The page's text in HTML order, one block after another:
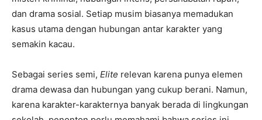
dan drama sosial. Setiap musim biasanya memadukan
kasus utama dengan hubungan antar karakter yang
semakin kacau.
Sebagai series semi, Elite relevan karena punya elemen
drama dewasa dan hubungan yang cukup berani. Namun,
karena karakter-karakternya banyak berada di lingkungan